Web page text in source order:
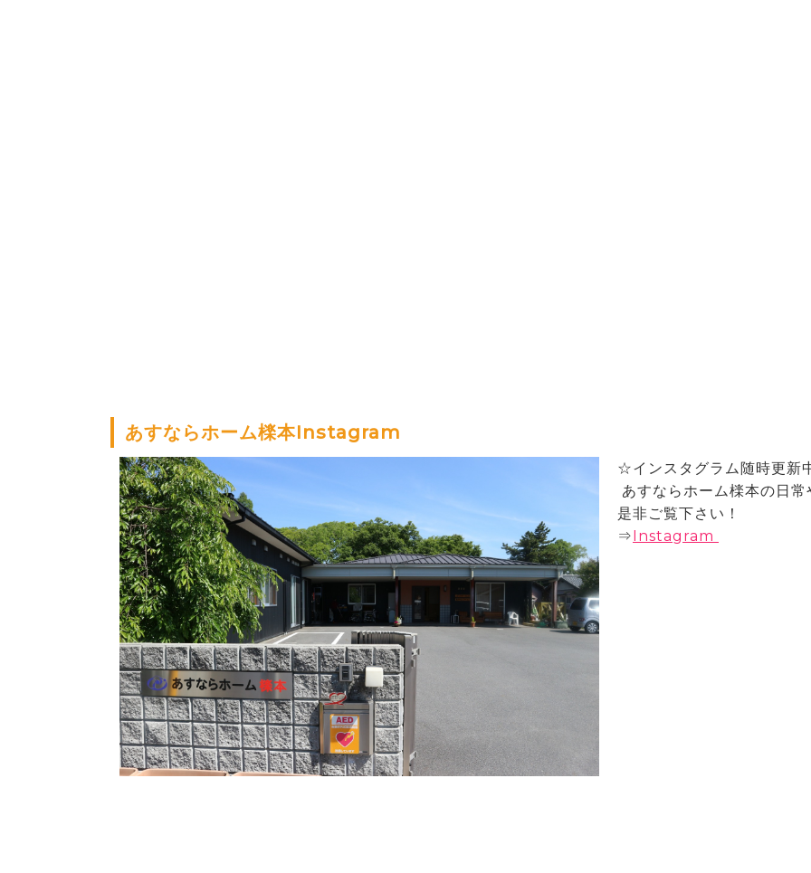
あすならホーム檪本Instagram
☆インスタグラム随時更
あすならホーム檪本の日
是非ご覧下さい！
⇒Instagram